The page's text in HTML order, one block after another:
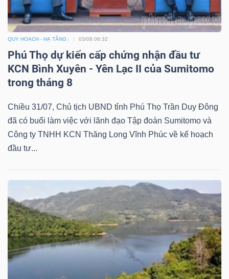
QUY HOẠCH - HẠ TẦNG 03/08 06:32
Phú Thọ dự kiến cấp chứng nhận đầu tư
KCN Bình Xuyên - Yên Lạc II của Sumitomo
trong tháng 8
Chiều 31/07, Chủ tịch UBND tỉnh Phú Thọ Trần Duy Đông
đã có buổi làm việc với lãnh đạo Tập đoàn Sumitomo và
Công ty TNHH KCN Thăng Long Vĩnh Phúc về kế hoạch
đầu tư...
Sách
tài
chính
Công
Truyền